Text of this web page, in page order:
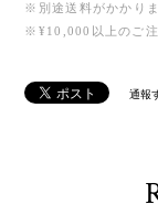
※別途送料がかかりま
※¥10,000以上のご注
通報